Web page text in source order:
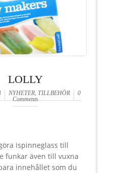
LOLLY
NYHETER, TILLBEHÖR
0
Comments
ispinneglass till
funkar även till vuxna
innehållet som du